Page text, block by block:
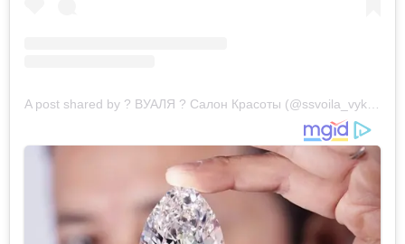
A post shared by ? ВУАЛЯ ? Салон Красоты (@ssvoila_vyksa)